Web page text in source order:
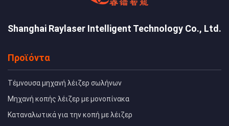
Shanghai Raylaser Intelligent Technology Co., Ltd.
Προϊόντα
Τέμνουσα μηχανή λέιζερ σωλήνων
Μηχανή κοπής λέιζερ με μονοπίνακα
Καταναλωτικά για την κοπή με λέιζερ